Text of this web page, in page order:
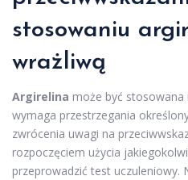
stosowaniu
wrażliwą
Argirelina może być stosowana
wymaga przestrzegania
zwrócenia uwagi na
rozpoczęciem użycia
przeprowadzić test uczuleniowy.